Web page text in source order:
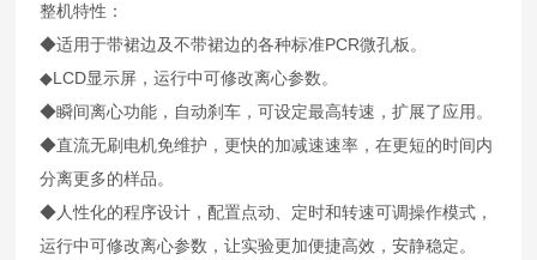
整机特性：
◆适用于带裙边及不带裙边的各种标准PCR微孔板。
◆LCD显示屏，运行中可修改离心参数。
◆瞬间离心功能，自动刹车，可设定最高转速，扩展了应用。
◆直流无刷电机免维护，更快的加减速速率，在更短的时间内
分离更多的样品。
◆人性化的程序设计，配置点动、定时和转速可调操作模式，
运行中可修改离心参数，让实验更加便捷高效，安静稳定。